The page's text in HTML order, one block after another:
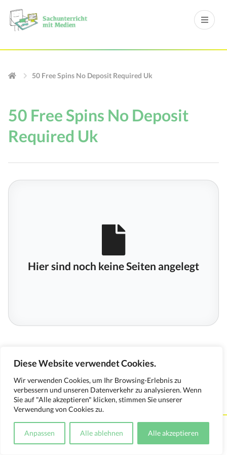
Diese Website verwendet Cookies.
Wir verwenden Cookies, um Ihr Browsing-Erlebnis zu
verbessern und unseren Datenverkehr zu analysieren. Wenn
Sie auf "Alle akzeptieren" klicken, stimmen Sie unserer
Verwendung von Cookies zu.
Anpassen Alle ablehnen Alle akzeptieren
50 Free Spins No Deposit Required Uk
50 Free Spins No Deposit
Required Uk
Hier sind noch keine Seiten angelegt
Kontakt Impressum Datenschutzerklärung
Medienverwendungsnachweis